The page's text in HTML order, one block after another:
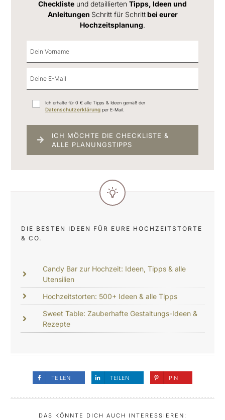
Checkliste und detaillierten Tipps, Ideen und
Anleitungen Schritt für Schrittbei eurer
Hochzeitsplanung.
Ich erhalte für 0 € alle Tipps & Ideen gemäß der
Datenschutzerklärung per E-Mail.
ICH MÖCHTE DIE CHECKLISTE &
ALLE PLANUNGSTIPPS
DIE BESTEN IDEEN FÜR EURE HOCHZEITSTORTE
& CO.
Candy Bar zur Hochzeit: Ideen, Tipps & alle
Utensilien
Hochzeitstorten: 500+ Ideen & alle Tipps
Sweet Table: Zauberhafte Gestaltungs-Ideen &
Rezepte
TEILEN TEILEN PIN
DAS KÖNNTE DICH AUCH INTERESSIEREN: